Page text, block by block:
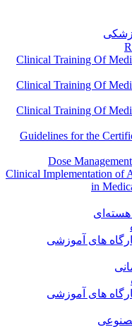
Clinical Training Of
Clinical Training Of
Clinical Training Of
Guidelines for the
Dose
Clinical Implementation
in
های آموزشی
های آموزشی